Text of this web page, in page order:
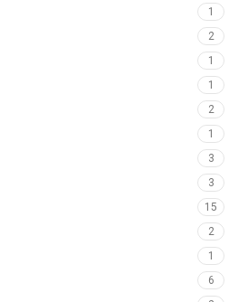
1
2
1
1
2
1
3
3
15
2
1
6